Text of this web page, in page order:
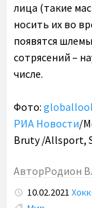
лица (такие
носить их во
появятся
сотрясений –
числе.
Фото:
РИА Новости/
Bruty /Allsport,
АвторРодион
10.02.2021
Tags: